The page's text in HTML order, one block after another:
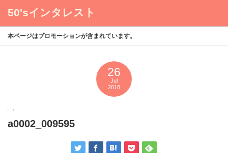
50'sインタレスト
本ページはプロモーションが含まれています。
26
Jul
2018
a0002_009595